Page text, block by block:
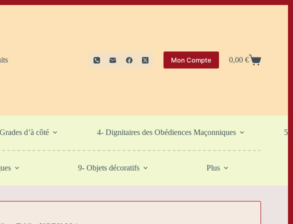
Mon Compte
Panier
0,00€
d’à côté 4- Dignitaires des Obédiences Maçonniques 5-
9- Objets décoratifs Plus